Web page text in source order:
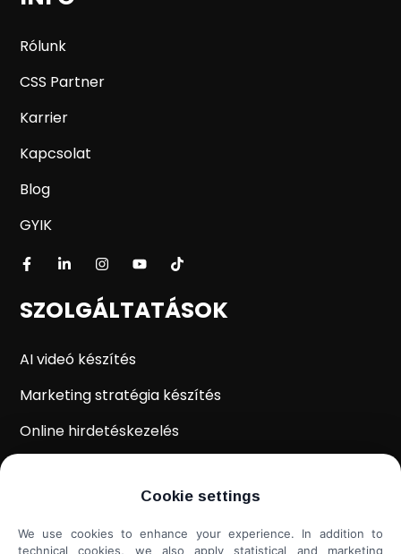
Rólunk
CSS Partner
Karrier
Kapcsolat
Blog
GYIK
SZOLGÁLTATÁSOK
AI videó készítés
Marketing stratégia készítés
Online hirdetéskezelés
Weboldal kiértékelés
Shoprenter / Unas webshop készítés
Cookie settings
We use cookies to enhance your experience. In addition to
technical cookies, we also apply statistical and marketing